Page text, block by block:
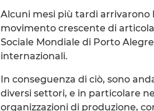
Alcuni mesi più tardi arrivarono
movimento crescente di
Sociale Mondiale di Porto
internazionali.
In conseguenza di ciò, sono
diversi settori, e in particolare
organizzazioni di produzione,